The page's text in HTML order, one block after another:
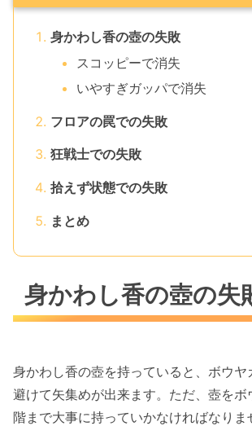
身かわし香の壺の失敗
スコッピーで消失
いやすぎガッパで消失
フロアの罠での失敗
狂戦士での失敗
拾えず状態での失敗
まとめ
身かわし香の壺の失
身かわし香の壺を持っていると、ボウヤ
避けて矢集めが出来ます。ただ、壺をボ
階まで大事に持っていかなければなりま